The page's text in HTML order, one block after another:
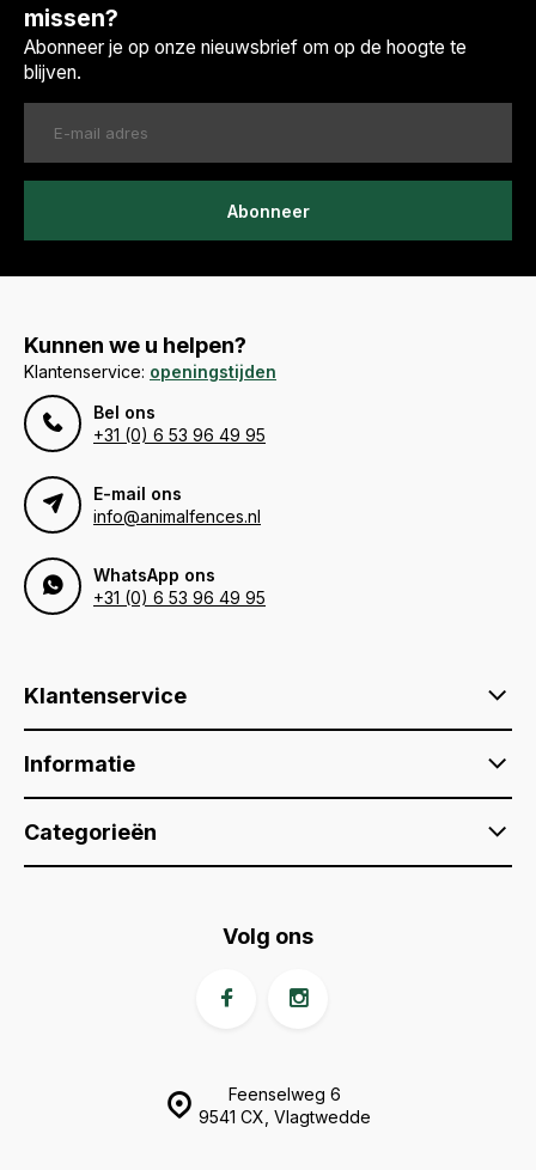
missen?
Abonneer je op onze nieuwsbrief om op de hoogte te
blijven.
Abonneer
Kunnen we u helpen?
Klantenservice: openingstijden
Bel ons
+31 (0) 6 53 96 49 95
E-mail ons
info@animalfences.nl
WhatsApp ons
+31 (0) 6 53 96 49 95
Klantenservice
Informatie
Categorieën
Feenselweg 6
9541 CX, Vlagtwedde
Volg ons